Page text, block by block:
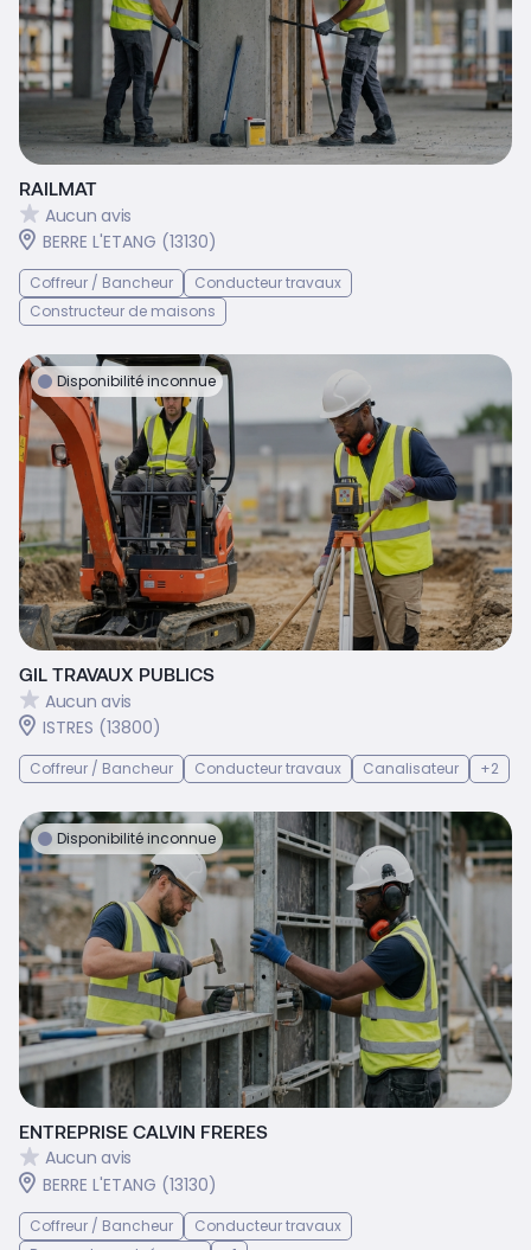
RAILMAT
Aucun avis
BERRE L'ETANG (13130)
Coffreur / Bancheur
Conducteur travaux
Constructeur de maisons
Disponibilité inconnue
GIL TRAVAUX PUBLICS
Aucun avis
ISTRES (13800)
Coffreur / Bancheur Conducteur travaux Canalisateur +2
Disponibilité inconnue
ENTREPRISE CALVIN FRERES
Aucun avis
BERRE L'ETANG (13130)
Coffreur / Bancheur
Conducteur travaux